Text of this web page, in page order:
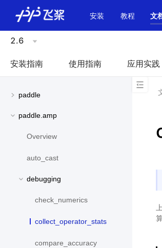
安装 教程 文
2.6
安装指南 使用指南 应用实践
paddle
paddle.amp
Overview
auto_cast
debugging
check_numerics
collect_operator_stats
compare_accuracy